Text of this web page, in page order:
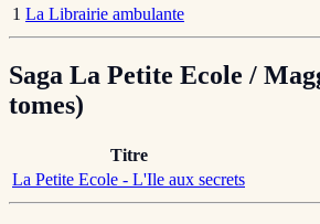
1 La Librairie ambulante
Saga La Petite Ecole /
tomes)
Titre
La Petite Ecole - L'Ile aux secrets